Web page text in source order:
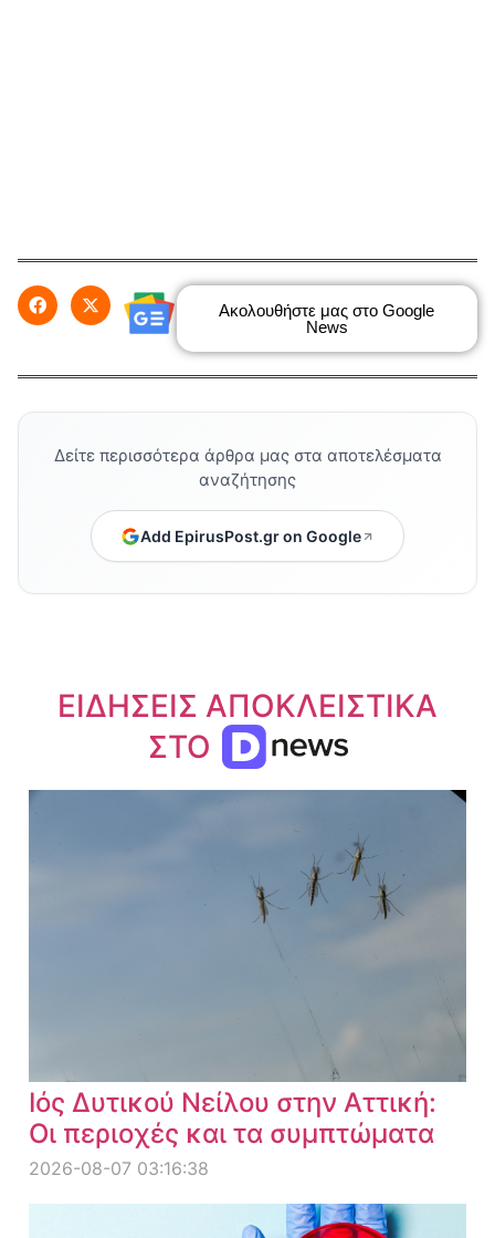
Ακολουθήστε μας στο Google
News
Δείτε περισσότερα άρθρα μας στα αποτελέσματα
αναζήτησης
Add EpirusPost.gr on Google
ΕΙΔΗΣΕΙΣ ΑΠΟΚΛΕΙΣΤΙΚΑ
ΣΤΟ
Ιός Δυτικού Νείλου στην Αττική:
Οι περιοχές και τα συμπτώματα
2026-08-07 03:16:38